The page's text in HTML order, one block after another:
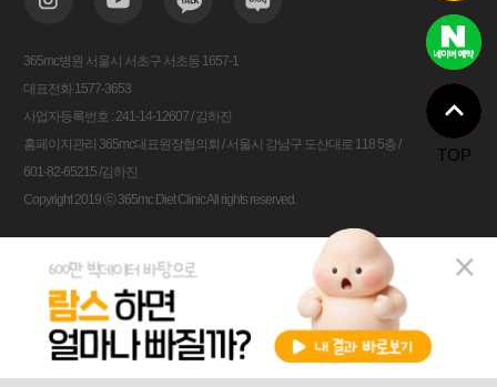
TOP
비용안내 전화상담 카톡상담
365mc병원 서울시 서초구 서초동 1657-1
대표전화 1577-3653
사업자등록번호 : 241-14-12607 / 김하진
홈페이지관리 365mc대표원장협의회 / 서울시 강남구 도산대로 118 5층 /
601-82-65215 /김하진
Copyright 2019 ⓒ 365mc Diet Clinic All rights reserved.